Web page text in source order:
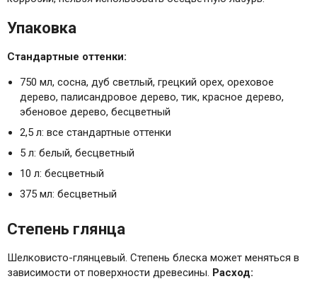
Упаковка
Стандартные оттенки:
750 мл, сосна, дуб светлый, грецкий орех, ореховое
дерево, палисандровое дерево, тик, красное дерево,
эбеновое дерево, бесцветный
2,5 л: все стандартные оттенки
5 л: белый, бесцветный
10 л: бесцветный
375 мл: бесцветный
Степень глянца
Шелковисто-глянцевый. Степень блеска может меняться в
зависимости от поверхности древесины. Расход: